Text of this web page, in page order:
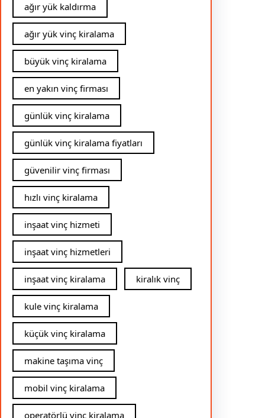
ağır yük kaldırma
ağır yük vinç kiralama
büyük vinç kiralama
en yakın vinç firması
günlük vinç kiralama
günlük vinç kiralama fiyatları
güvenilir vinç firması
hızlı vinç kiralama
inşaat vinç hizmeti
inşaat vinç hizmetleri
inşaat vinç kiralama kiralık vinç
kule vinç kiralama
küçük vinç kiralama
makine taşıma vinç
mobil vinç kiralama
operatörlü vinç kiralama